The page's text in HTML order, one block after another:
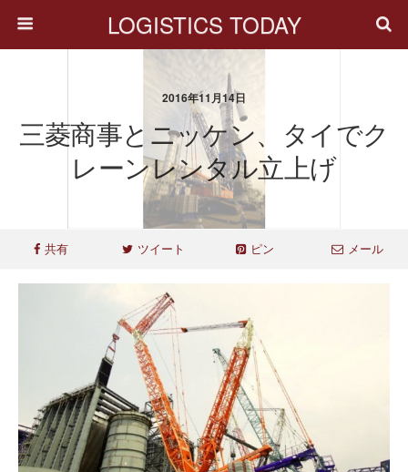
LOGISTICS TODAY
2016年11月14日
三菱商事とニッケン、タイでク
レーンレンタル立上げ
共有 ツイート ピン メール